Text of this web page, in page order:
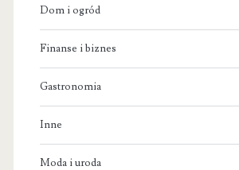
Dom i ogród
Finanse i biznes
Gastronomia
Inne
Moda i uroda